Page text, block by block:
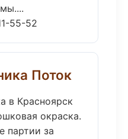
55-52
Поток
в Красноярск
окраска.
партии за